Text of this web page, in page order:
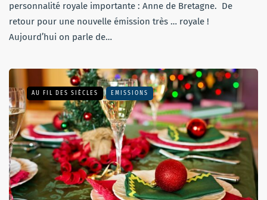
personnalité royale importante : Anne de Bretagne. De
retour pour une nouvelle émission très … royale !
Aujourd’hui on parle de…
AU FIL DES SIÈCLES EMISSIONS